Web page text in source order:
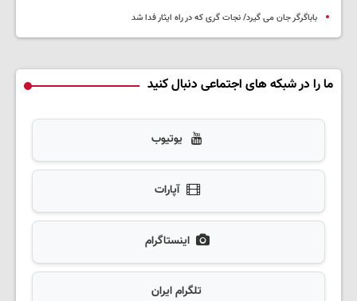
باباگرگر جان می گیرد/ نجات گری که در راه ایثار فدا شد
ما را در شبکه های اجتماعی دنبال کنید
یوتیوب
آپارات
اینستاگرام
تلگرام ایران